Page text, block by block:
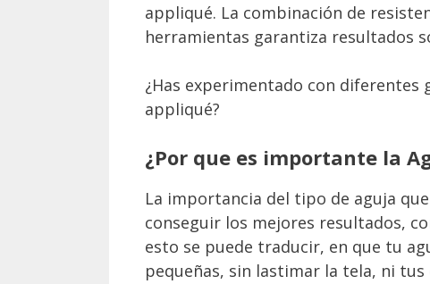
appliqué. La combinación de
herramientas garantiza resultados
¿Has experimentado con
appliqué?
¿Por que es importante la
La importancia del tipo de aguja
conseguir los mejores resultados,
esto se puede traducir, en que tu
pequeñas, sin lastimar la tela, ni tus